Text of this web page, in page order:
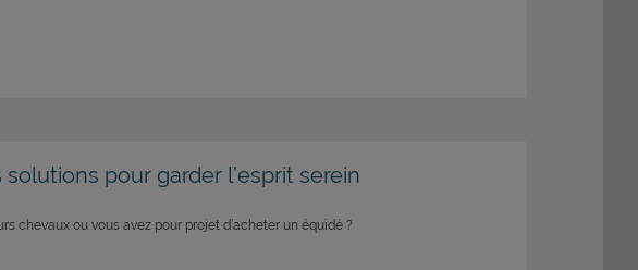
solutions pour garder l’esprit serein
chevaux ou vous avez pour projet d’acheter un équidé ?